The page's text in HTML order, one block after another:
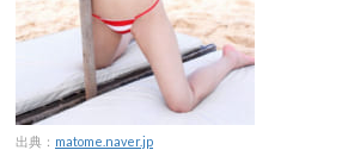
出典： matome.naver.jp